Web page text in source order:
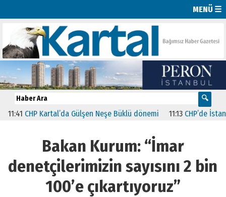
MENÜ ☰
CHP Kartal’da Gülşen Neşe Büklü dönemi 11:13 CHP’de
Bakan Kurum: “İmar
denetçilerimizin sayısını 2 bin
100’e çıkartıyoruz”